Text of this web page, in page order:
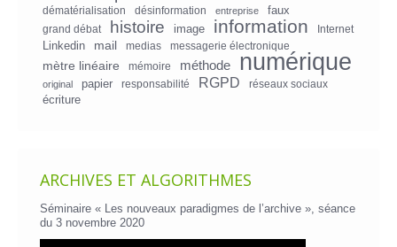
dématérialisation désinformation entreprise faux
grand débat histoire image information Internet
Linkedin mail medias messagerie électronique
mètre linéaire mémoire méthode numérique
original papier responsabilité RGPD réseaux sociaux
écriture
ARCHIVES ET ALGORITHMES
Séminaire « Les nouveaux paradigmes de l’archive », séance
du 3 novembre 2020